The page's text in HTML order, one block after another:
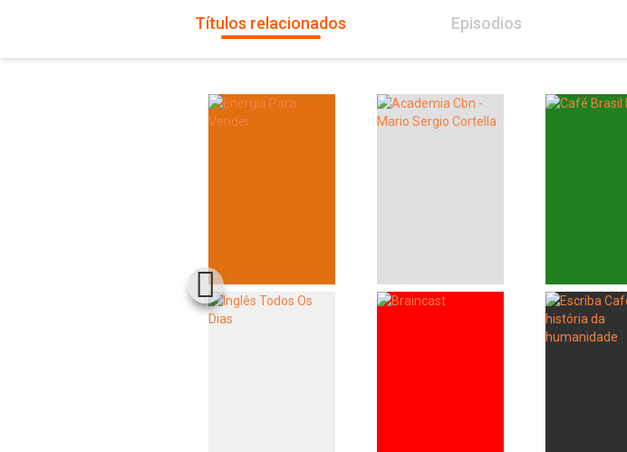
Títulos relacionados Episodios